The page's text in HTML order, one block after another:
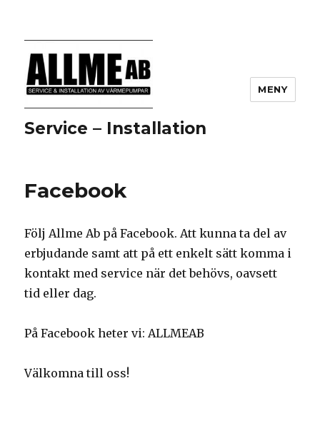
Service – Installation
MENY
Facebook
Följ Allme Ab på Facebook. Att kunna ta del av
erbjudande samt att på ett enkelt sätt komma i
kontakt med service när det behövs, oavsett
tid eller dag.
På Facebook heter vi: ALLMEAB
Välkomna till oss!